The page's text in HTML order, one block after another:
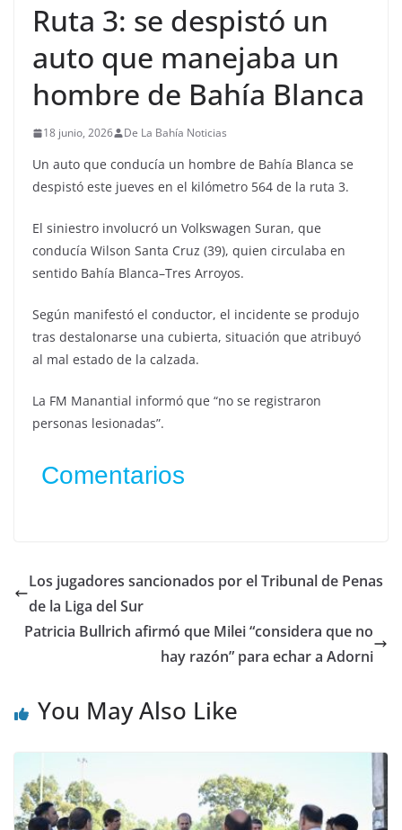
Ruta 3: se despistó un
auto que manejaba un
hombre de Bahía Blanca
18 junio, 2026 De La Bahía Noticias
Un auto que conducía un hombre de Bahía Blanca se
despistó este jueves en el kilómetro 564 de la ruta 3.
El siniestro involucró un Volkswagen Suran, que
conducía Wilson Santa Cruz (39), quien circulaba en
sentido Bahía Blanca–Tres Arroyos.
Según manifestó el conductor, el incidente se produjo
tras destalonarse una cubierta, situación que atribuyó
al mal estado de la calzada.
La FM Manantial informó que “no se registraron
personas lesionadas”.
Comentarios
Los jugadores sancionados por el Tribunal de Penas
de la Liga del Sur
Patricia Bullrich afirmó que Milei “considera que no
hay razón” para echar a Adorni
You May Also Like